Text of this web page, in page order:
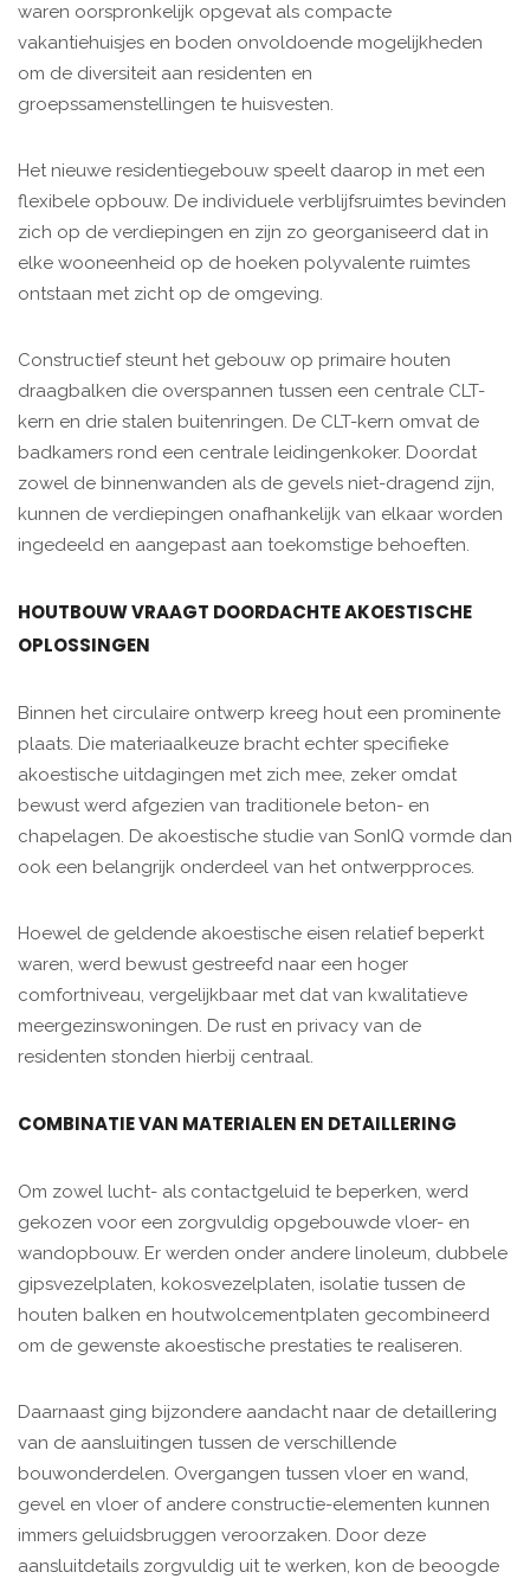
waren oorspronkelijk opgevat als compacte
vakantiehuisjes en boden onvoldoende mogelijkheden
om de diversiteit aan residenten en
groepssamenstellingen te huisvesten.
Het nieuwe residentiegebouw speelt daarop in met een
flexibele opbouw. De individuele verblijfsruimtes bevinden
zich op de verdiepingen en zijn zo georganiseerd dat in
elke wooneenheid op de hoeken polyvalente ruimtes
ontstaan met zicht op de omgeving.
Constructief steunt het gebouw op primaire houten
draagbalken die overspannen tussen een centrale CLT-
kern en drie stalen buitenringen. De CLT-kern omvat de
badkamers rond een centrale leidingenkoker. Doordat
zowel de binnenwanden als de gevels niet-dragend zijn,
kunnen de verdiepingen onafhankelijk van elkaar worden
ingedeeld en aangepast aan toekomstige behoeften.
HOUTBOUW VRAAGT DOORDACHTE AKOESTISCHE
OPLOSSINGEN
Binnen het circulaire ontwerp kreeg hout een prominente
plaats. Die materiaalkeuze bracht echter specifieke
akoestische uitdagingen met zich mee, zeker omdat
bewust werd afgezien van traditionele beton- en
chapelagen. De akoestische studie van SonIQ vormde dan
ook een belangrijk onderdeel van het ontwerpproces.
Hoewel de geldende akoestische eisen relatief beperkt
waren, werd bewust gestreefd naar een hoger
comfortniveau, vergelijkbaar met dat van kwalitatieve
meergezinswoningen. De rust en privacy van de
residenten stonden hierbij centraal.
COMBINATIE VAN MATERIALEN EN DETAILLERING
Om zowel lucht- als contactgeluid te beperken, werd
gekozen voor een zorgvuldig opgebouwde vloer- en
wandopbouw. Er werden onder andere linoleum, dubbele
gipsvezelplaten, kokosvezelplaten, isolatie tussen de
houten balken en houtwolcementplaten gecombineerd
om de gewenste akoestische prestaties te realiseren.
Daarnaast ging bijzondere aandacht naar de detaillering
van de aansluitingen tussen de verschillende
bouwonderdelen. Overgangen tussen vloer en wand,
gevel en vloer of andere constructie-elementen kunnen
immers geluidsbruggen veroorzaken. Door deze
aansluitdetails zorgvuldig uit te werken, kon de beoogde